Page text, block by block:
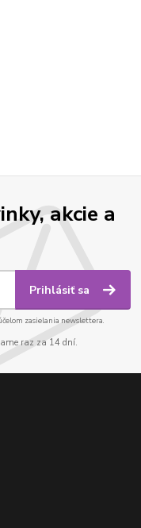
akcie a
Prihlásiť sa
zasielania newslettera.
raz za 14 dní.